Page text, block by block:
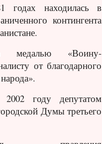
годах находилась в
контингента
медалью «Воину-
от благодарного
году депутатом
Думы третьего